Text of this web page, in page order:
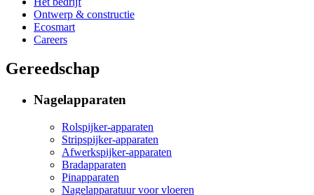
Ontwerp & constructie
Ecosmart
Careers
Gereedschap
Nagelapparaten
Rolspijker-apparaten
Stripspijker-apparaten
Afwerkspijker-apparaten
Bradapparaten
Pinapparaten
Nagelapparatuur voor vloeren